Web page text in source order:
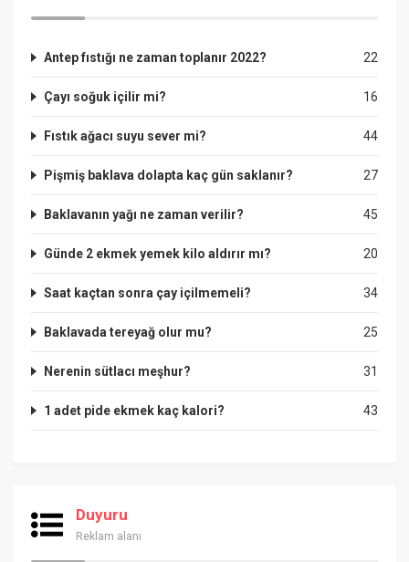
22
Antep fıstığı ne zaman toplanır 2022?
16
Çayı soğuk içilir mi?
44
Fıstık ağacı suyu sever mi?
27
Pişmiş baklava dolapta kaç gün saklanır?
45
Baklavanın yağı ne zaman verilir?
20
Günde 2 ekmek yemek kilo aldırır mı?
34
Saat kaçtan sonra çay içilmemeli?
25
Baklavada tereyağ olur mu?
31
Nerenin sütlacı meşhur?
43
1 adet pide ekmek kaç kalori?
Duyuru
Reklam alanı